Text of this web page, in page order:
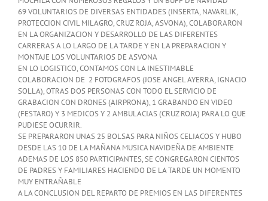
69 VOLUNTARIOS DE DIVERSAS ENTIDADES (INSERTA, NAVARLIK,
PROTECCION CIVIL MILAGRO, CRUZ ROJA, ASVONA), COLABORARON
EN LA ORGANIZACION Y DESARROLLO DE LAS DIFERENTES
CARRERAS A LO LARGO DE LA TARDE Y EN LA PREPARACION Y
MONTAJE LOS VOLUNTARIOS DE ASVONA
EN LO LOGISTICO, CONTAMOS CON LA INESTIMABLE
COLABORACION DE 2 FOTOGRAFOS (JOSE ANGEL AYERRA, IGNACIO
SOLLA), OTRAS DOS PERSONAS CON TODO EL SERVICIO DE
GRABACION CON DRONES (AIRPRONA), 1 GRABANDO EN VIDEO
(FESTARO) Y 3 MEDICOS Y 2 AMBULACIAS (CRUZ ROJA) PARA LO QUE
PUDIESE OCURRIR.
SE PREPARARON UNAS 25 BOLSAS PARA NIÑOS CELIACOS Y HUBO
DESDE LAS 10 DE LA MAÑANA MUSICA NAVIDEÑA DE AMBIENTE
ADEMAS DE LOS 850 PARTICIPANTES, SE CONGREGARON CIENTOS
DE PADRES Y FAMILIARES HACIENDO DE LA TARDE UN MOMENTO
MUY ENTRAÑABLE
A LA CONCLUSION DEL REPARTO DE PREMIOS EN LAS DIFERENTES